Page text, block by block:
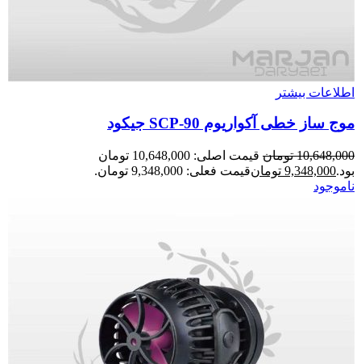
اطلاعات بیشتر
موج ساز خطی آکواریوم SCP-90 جیکود
10,648,000 تومان
قیمت اصلی: 10,648,000 تومان
بود.9,348,000 تومانقیمت فعلی: 9,348,000 تومان.
ناموجود